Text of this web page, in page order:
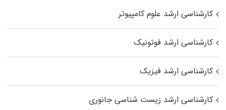
کارشناسی ارشد علوم کامپیوتر
کارشناسی ارشد فوتونیک
کارشناسی ارشد فیزیک
کارشناسی ارشد زیست‌ شناسی جانوری